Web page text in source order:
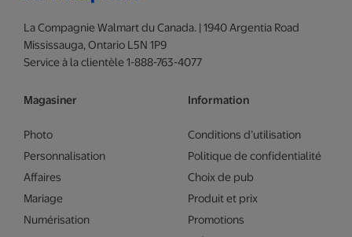
La Compagnie Walmart du Canada. | 1940 Argentia Road
Mississauga, Ontario L5N 1P9
Service à la clientèle 1-888-763-4077
Magasiner
Photo
Personnalisation
Affaires
Mariage
Numérisation
Information
Conditions d’utilisation
Politique de confidentialité
Choix de pub
Produit et prix
Promotions